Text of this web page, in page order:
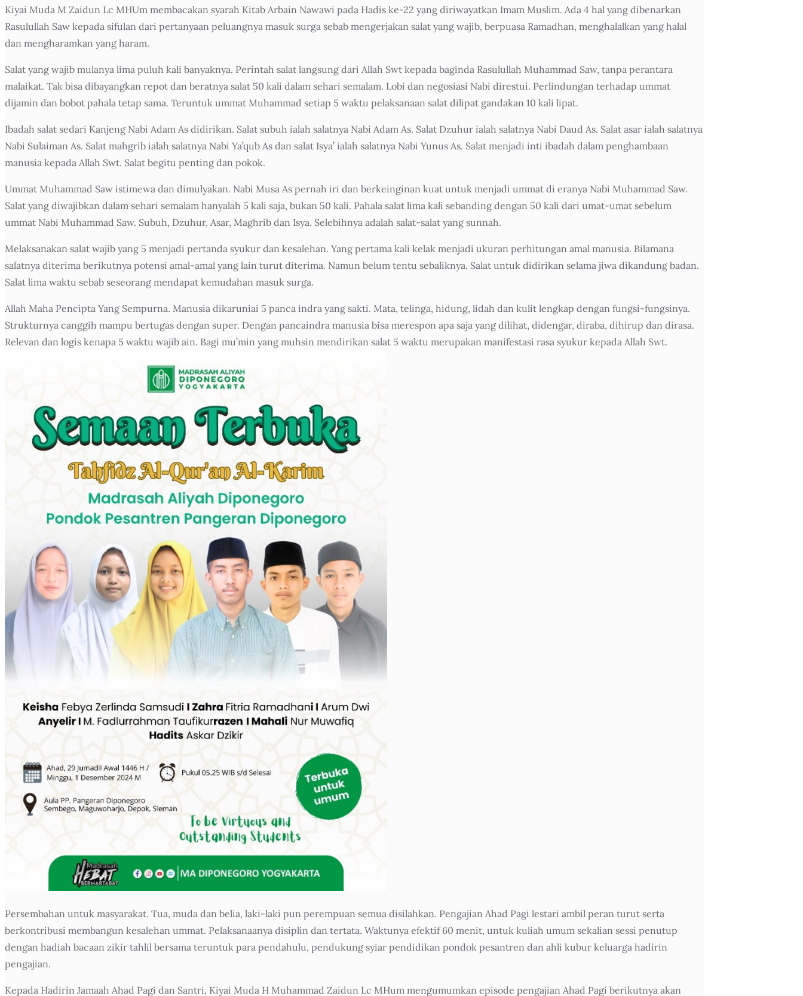
Kiyai Muda M Zaidun Lc MHUm membacakan syarah Kitab Arbain Nawawi pada Hadis ke-22 yang diriwayatkan Imam Muslim. Ada 4 hal yang dibenarkan
Rasulullah Saw kepada sifulan dari pertanyaan peluangnya masuk surga sebab mengerjakan salat yang wajib, berpuasa Ramadhan, menghalalkan yang halal
dan mengharamkan yang haram.
Salat yang wajib mulanya lima puluh kali banyaknya. Perintah salat langsung dari Allah Swt kepada baginda Rasulullah Muhammad Saw, tanpa perantara
malaikat. Tak bisa dibayangkan repot dan beratnya salat 50 kali dalam sehari semalam. Lobi dan negosiasi Nabi direstui. Perlindungan terhadap ummat
dijamin dan bobot pahala tetap sama. Teruntuk ummat Muhammad setiap 5 waktu pelaksanaan salat dilipat gandakan 10 kali lipat.
Ibadah salat sedari Kanjeng Nabi Adam As didirikan. Salat subuh ialah salatnya Nabi Adam As. Salat Dzuhur ialah salatnya Nabi Daud As. Salat asar ialah salatnya
Nabi Sulaiman As. Salat mahgrib ialah salatnya Nabi Ya’qub As dan salat Isya’ ialah salatnya Nabi Yunus As. Salat menjadi inti ibadah dalam penghambaan
manusia kepada Allah Swt. Salat begitu penting dan pokok.
Ummat Muhammad Saw istimewa dan dimulyakan. Nabi Musa As pernah iri dan berkeinginan kuat untuk menjadi ummat di eranya Nabi Muhammad Saw.
Salat yang diwajibkan dalam sehari semalam hanyalah 5 kali saja, bukan 50 kali. Pahala salat lima kali sebanding dengan 50 kali dari umat-umat sebelum
ummat Nabi Muhammad Saw. Subuh, Dzuhur, Asar, Maghrib dan Isya. Selebihnya adalah salat-salat yang sunnah.
Melaksanakan salat wajib yang 5 menjadi pertanda syukur dan kesalehan. Yang pertama kali kelak menjadi ukuran perhitungan amal manusia. Bilamana
salatnya diterima berikutnya potensi amal-amal yang lain turut diterima. Namun belum tentu sebaliknya. Salat untuk didirikan selama jiwa dikandung badan.
Salat lima waktu sebab seseorang mendapat kemudahan masuk surga.
Allah Maha Pencipta Yang Sempurna. Manusia dikaruniai 5 panca indra yang sakti. Mata, telinga, hidung, lidah dan kulit lengkap dengan fungsi-fungsinya.
Strukturnya canggih mampu bertugas dengan super. Dengan pancaindra manusia bisa merespon apa saja yang dilihat, didengar, diraba, dihirup dan dirasa.
Relevan dan logis kenapa 5 waktu wajib ain. Bagi mu’min yang muhsin mendirikan salat 5 waktu merupakan manifestasi rasa syukur kepada Allah Swt.
Persembahan untuk masyarakat. Tua, muda dan belia, laki-laki pun perempuan semua disilahkan. Pengajian Ahad Pagi lestari ambil peran turut serta
berkontribusi membangun kesalehan ummat. Pelaksanaanya disiplin dan tertata. Waktunya efektif 60 menit, untuk kuliah umum sekalian sessi penutup
dengan hadiah bacaan zikir tahlil bersama teruntuk para pendahulu, pendukung syiar pendidikan pondok pesantren dan ahli kubur keluarga hadirin
pengajian.
Kepada Hadirin Jamaah Ahad Pagi dan Santri, Kiyai Muda H Muhammad Zaidun Lc MHum mengumumkan episode pengajian Ahad Pagi berikutnya akan